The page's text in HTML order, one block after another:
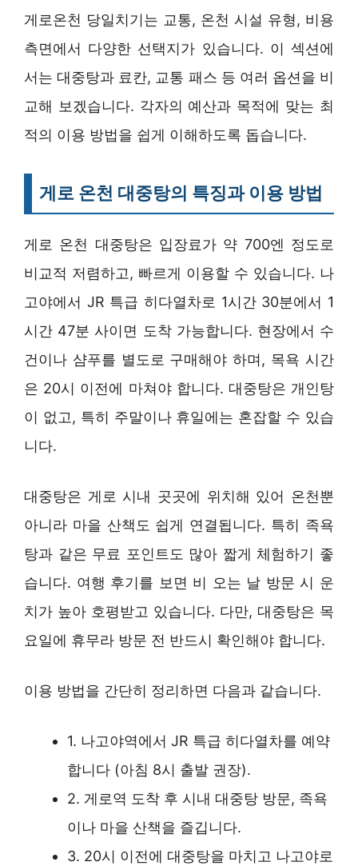
게로온천 당일치기는 교통, 온천 시설 유형, 비용
측면에서 다양한 선택지가 있습니다. 이 섹션에
서는 대중탕과 료칸, 교통 패스 등 여러 옵션을 비
교해 보겠습니다. 각자의 예산과 목적에 맞는 최
적의 이용 방법을 쉽게 이해하도록 돕습니다.
게로 온천 대중탕의 특징과 이용 방법
게로 온천 대중탕은 입장료가 약 700엔 정도로
비교적 저렴하고, 빠르게 이용할 수 있습니다. 나
고야에서 JR 특급 히다열차로 1시간 30분에서 1
시간 47분 사이면 도착 가능합니다. 현장에서 수
건이나 샴푸를 별도로 구매해야 하며, 목욕 시간
은 20시 이전에 마쳐야 합니다. 대중탕은 개인탕
이 없고, 특히 주말이나 휴일에는 혼잡할 수 있습
니다.
대중탕은 게로 시내 곳곳에 위치해 있어 온천뿐
아니라 마을 산책도 쉽게 연결됩니다. 특히 족욕
탕과 같은 무료 포인트도 많아 짧게 체험하기 좋
습니다. 여행 후기를 보면 비 오는 날 방문 시 운
치가 높아 호평받고 있습니다. 다만, 대중탕은 목
요일에 휴무라 방문 전 반드시 확인해야 합니다.
이용 방법을 간단히 정리하면 다음과 같습니다.
1. 나고야역에서 JR 특급 히다열차를 예약
합니다 (아침 8시 출발 권장).
2. 게로역 도착 후 시내 대중탕 방문, 족욕
이나 마을 산책을 즐깁니다.
3. 20시 이전에 대중탕을 마치고 나고야로